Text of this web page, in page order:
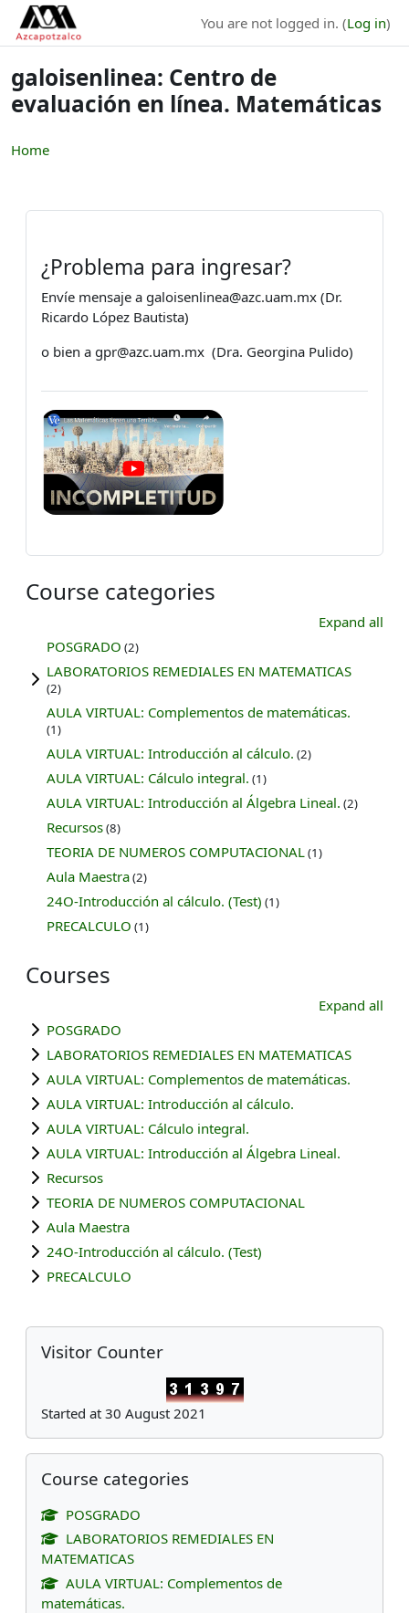
Skip to main content
You are not logged in. (Log in)
galoisenlinea: Centro de
evaluación en línea. Matemáticas
Home
¿Problema para ingresar?
Envíe mensaje a galoisenlinea@azc.uam.mx (Dr.
Ricardo López Bautista)
o bien a gpr@azc.uam.mx (Dra. Georgina Pulido)
Course categories
Expand all
POSGRADO (2)
LABORATORIOS REMEDIALES EN MATEMATICAS
(2)
AULA VIRTUAL: Complementos de matemáticas.
(1)
AULA VIRTUAL: Introducción al cálculo. (2)
AULA VIRTUAL: Cálculo integral. (1)
AULA VIRTUAL: Introducción al Álgebra Lineal. (2)
Recursos(8)
TEORIA DE NUMEROS COMPUTACIONAL (1)
Aula Maestra(2)
24O-Introducción al cálculo. (Test) (1)
PRECALCULO (1)
Courses
Expand all
POSGRADO
LABORATORIOS REMEDIALES EN MATEMATICAS
AULA VIRTUAL: Complementos de matemáticas.
AULA VIRTUAL: Introducción al cálculo.
AULA VIRTUAL: Cálculo integral.
AULA VIRTUAL: Introducción al Álgebra Lineal.
Recursos
TEORIA DE NUMEROS COMPUTACIONAL
Aula Maestra
24O-Introducción al cálculo. (Test)
PRECALCULO
Blocks
Skip Visitor Counter
Visitor Counter
Started at 30 August 2021
Skip Course categories
Course categories
POSGRADO
LABORATORIOS REMEDIALES EN
MATEMATICAS
AULA VIRTUAL: Complementos de
matemáticas.